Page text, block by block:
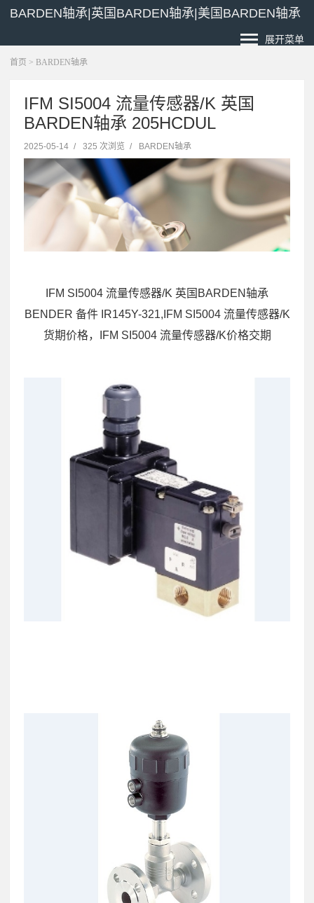
BARDEN轴承|英国BARDEN轴承|美国BARDEN轴承
展开菜单
首页 > BARDEN轴承
IFM SI5004 流量传感器/K 英国
BARDEN轴承 205HCDUL
2025-05-14 / 325 次浏览 / BARDEN轴承
IFM SI5004 流量传感器/K 英国BARDEN轴承
BENDER 备件 IR145Y-321,IFM SI5004 流量传感器/K
货期价格，IFM SI5004 流量传感器/K价格交期